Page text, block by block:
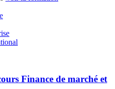
Finance de marché et